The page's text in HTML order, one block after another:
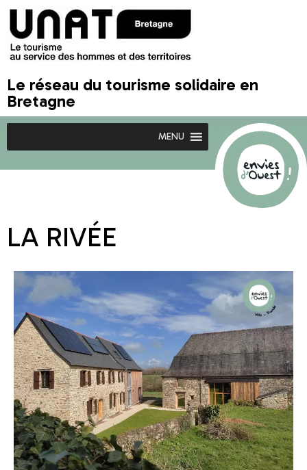
Le réseau du tourisme solidaire en
Bretagne
MENU
LA RIVÉE